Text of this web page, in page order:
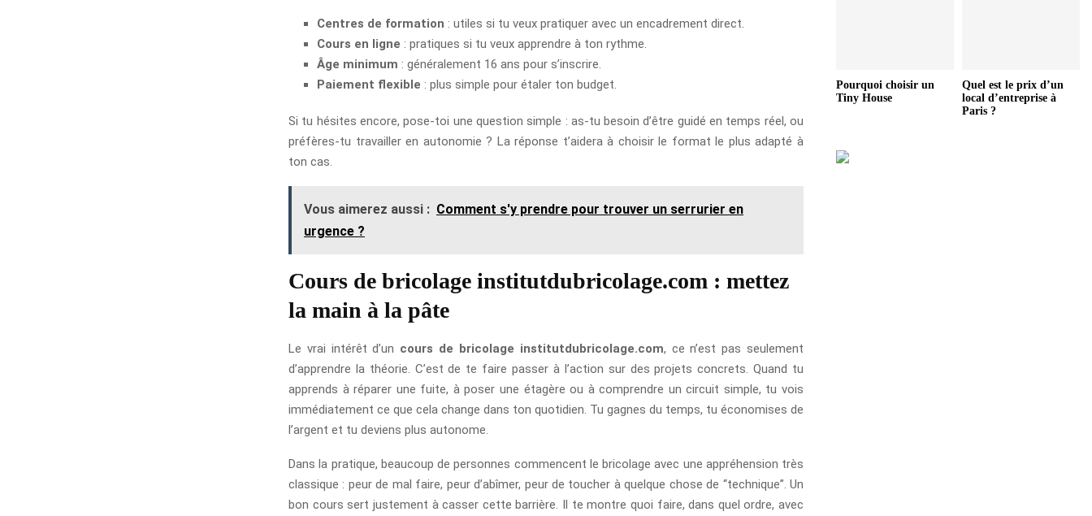
Centres de formation : utiles si tu veux pratiquer avec un encadrement direct.
Cours en ligne : pratiques si tu veux apprendre à ton rythme.
Âge minimum : généralement 16 ans pour s’inscrire.
Paiement flexible : plus simple pour étaler ton budget.
Si tu hésites encore, pose-toi une question simple : as-tu besoin d’être guidé en temps réel, ou
préfères-tu travailler en autonomie ? La réponse t’aidera à choisir le format le plus adapté à
ton cas.
Vous aimerez aussi : Comment s'y prendre pour trouver un serrurier en
urgence ?
Cours de bricolage institutdubricolage.com : mettez
la main à la pâte
Le vrai intérêt d’un cours de bricolage institutdubricolage.com, ce n’est pas seulement
d’apprendre la théorie. C’est de te faire passer à l’action sur des projets concrets. Quand tu
apprends à réparer une fuite, à poser une étagère ou à comprendre un circuit simple, tu vois
immédiatement ce que cela change dans ton quotidien. Tu gagnes du temps, tu économises de
l’argent et tu deviens plus autonome.
Dans la pratique, beaucoup de personnes commencent le bricolage avec une appréhension très
classique : peur de mal faire, peur d’abîmer, peur de toucher à quelque chose de “technique”. Un
bon cours sert justement à casser cette barrière. Il te montre quoi faire, dans quel ordre, avec
Pourquoi choisir un
Tiny House
Quel est le prix d’un
local d’entreprise à
Paris ?